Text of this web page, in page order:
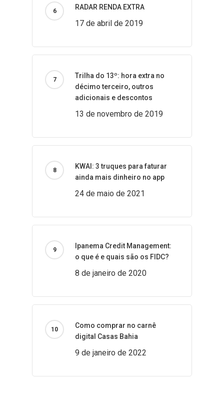
RADAR RENDA EXTRA
17 de abril de 2019
Trilha do 13º: hora extra no
décimo terceiro, outros
adicionais e descontos
13 de novembro de 2019
KWAI: 3 truques para faturar
ainda mais dinheiro no app
24 de maio de 2021
Ipanema Credit Management:
o que é e quais são os FIDC?
8 de janeiro de 2020
Como comprar no carnê
digital Casas Bahia
9 de janeiro de 2022